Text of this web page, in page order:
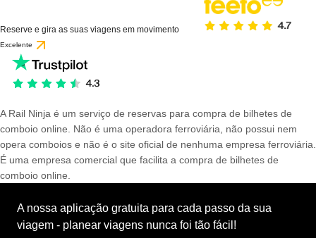
Reserve e gira as suas viagens em movimento
Excelente
A Rail Ninja é um serviço de reservas para compra de bilhetes de
comboio online. Não é uma operadora ferroviária, não possui nem
opera comboios e não é o site oficial de nenhuma empresa ferroviária.
É uma empresa comercial que facilita a compra de bilhetes de
comboio online.
A nossa aplicação gratuita para cada passo da sua
viagem - planear viagens nunca foi tão fácil!